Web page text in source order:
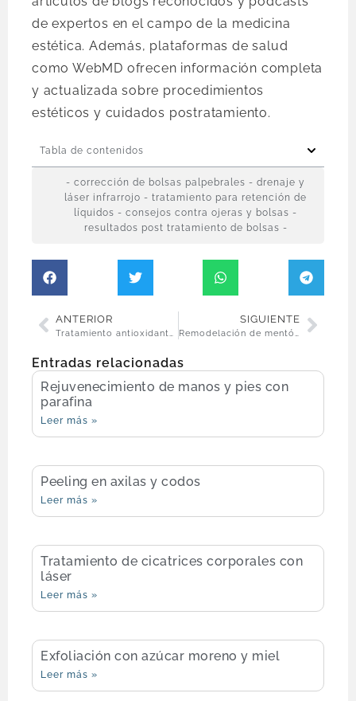
de expertos en el campo de la medicina
estética. Además, plataformas de salud
como WebMD ofrecen información completa
y actualizada sobre procedimientos
estéticos y cuidados postratamiento.
Tabla de contenidos
- corrección de bolsas palpebrales - drenaje y
láser infrarrojo - tratamiento para retención de
líquidos - consejos contra ojeras y bolsas -
resultados post tratamiento de bolsas -
ANTERIOR
Tratamiento antioxidante con vitaminas E y C
SIGUIENTE
Remodelación de mentón con ácido hialurónico
Entradas relacionadas
Rejuvenecimiento de manos y pies con
parafina
Leer más »
Peeling en axilas y codos
Leer más »
Tratamiento de cicatrices corporales con
láser
Leer más »
Exfoliación con azúcar moreno y miel
Leer más »